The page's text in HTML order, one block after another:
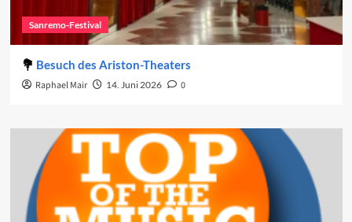
Sanremo-Festival
Besuch des Ariston-Theaters
Raphael Mair 14. Juni 2026 0